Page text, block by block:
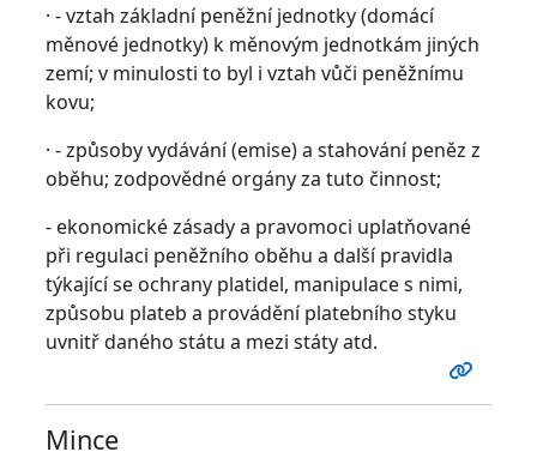
· - vztah základní peněžní jednotky (domácí
měnové jednotky) k měnovým jednotkám jiných
zemí; v minulosti to byl i vztah vůči peněžnímu
kovu;
· - způsoby vydávání (emise) a stahování peněz z
oběhu; zodpovědné orgány za tuto činnost;
- ekonomické zásady a pravomoci uplatňované
při regulaci peněžního oběhu a další pravidla
týkající se ochrany platidel, manipulace s nimi,
způsobu plateb a provádění platebního styku
uvnitř daného státu a mezi státy atd.
Mince